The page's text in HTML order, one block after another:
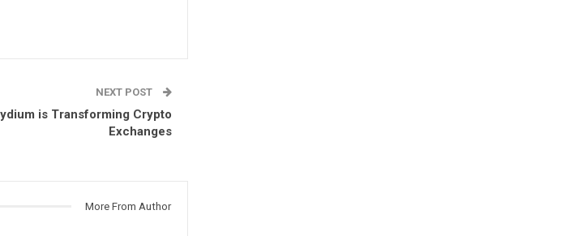
NEXT POST
is Transforming Crypto
Exchanges
More From Author